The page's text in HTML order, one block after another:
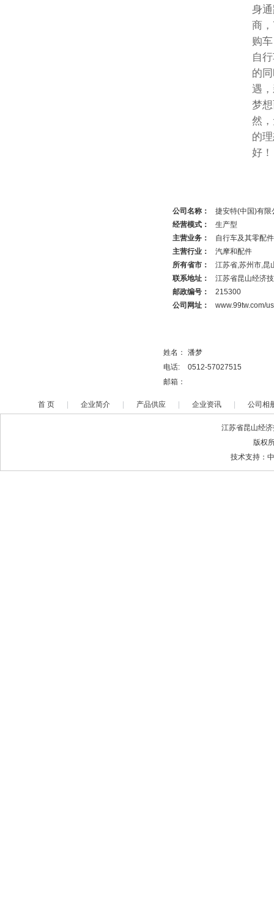
身
商
购
自
的
遇
梦
然
的
好！
公司名称：
捷安特(中国)有限
经营模式：
生产型
主营业务：
自行车及其零配
主营行业：
汽摩和配件
所有省市：
江苏省,苏州市,昆
联系地址：
江苏省昆山经济
邮政编号：
215300
公司网址：
www.99tw.com/
姓名：
潘梦
电话:
0512-57027515
邮箱：
首 页 企业简介 产品供应 企业资讯 公司相
江苏省昆山经
版权
技术支持：